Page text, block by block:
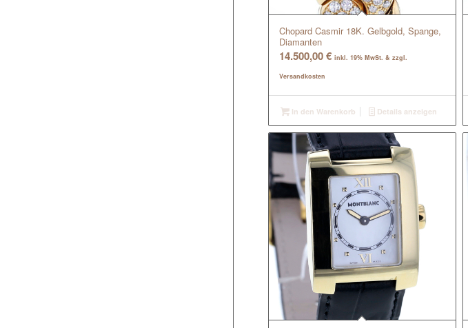
Chopard Casmir 18K. Gelbgold, Spange,
Diamanten
14.500,00€ inkl. 19% MwSt. & zzgl.
Versandkosten
In den Warenkorb Details anzeigen